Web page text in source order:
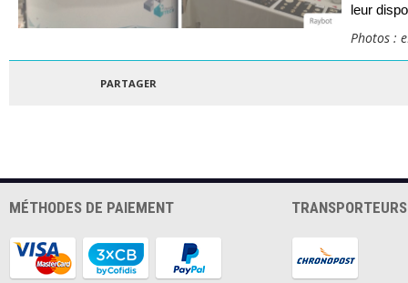
leur
Photos :
PARTAGER
MÉTHODES DE PAIEMENT TRANSPORTEURS